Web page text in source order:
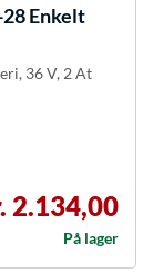
Enkelt
36 V, 2 At
2.134,00
På lager